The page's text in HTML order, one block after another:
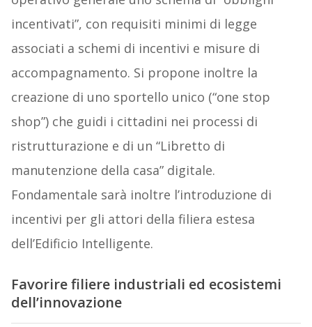
incentivati”, con requisiti minimi di legge
associati a schemi di incentivi e misure di
accompagnamento. Si propone inoltre la
creazione di uno sportello unico (“one stop
shop”) che guidi i cittadini nei processi di
ristrutturazione e di un “Libretto di
manutenzione della casa” digitale.
Fondamentale sarà inoltre l’introduzione di
incentivi per gli attori della filiera estesa
dell’Edificio Intelligente.
Favorire filiere industriali ed ecosistemi
dell’innovazione